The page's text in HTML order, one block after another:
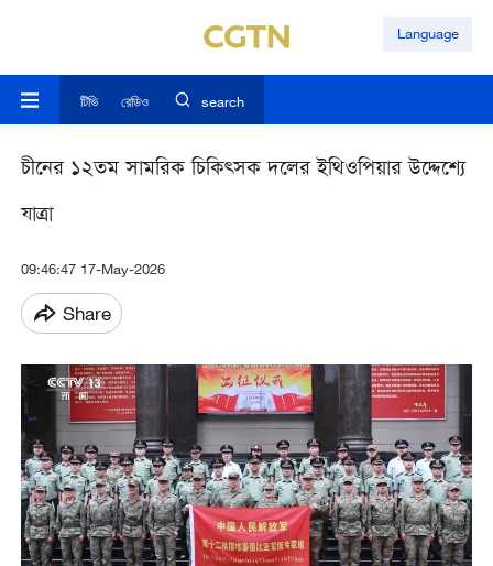
Language
টিভি রেডিও search
চীনের ১২তম সামরিক চিকিত্সক দলের ইথিওপিয়ার উদ্দেশ্যে
যাত্রা
09:46:47 17-May-2026
Share